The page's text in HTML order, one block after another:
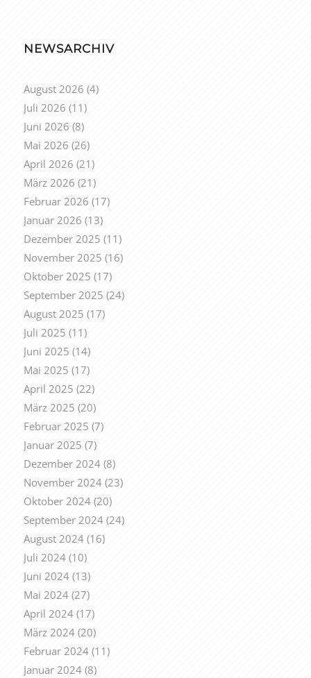
NEWSARCHIV
August 2026 (4)
Juli 2026 (11)
Juni 2026 (8)
Mai 2026 (26)
April 2026 (21)
März 2026 (21)
Februar 2026 (17)
Januar 2026 (13)
Dezember 2025 (11)
November 2025 (16)
Oktober 2025 (17)
September 2025 (24)
August 2025 (17)
Juli 2025 (11)
Juni 2025 (14)
Mai 2025 (17)
April 2025 (22)
März 2025 (20)
Februar 2025 (7)
Januar 2025 (7)
Dezember 2024(8)
November 2024(23)
Oktober 2024(20)
September 2024(24)
August 2024(16)
Juli 2024(10)
Juni 2024(13)
Mai 2024(27)
April 2024(17)
März 2024(20)
Februar 2024(11)
Januar 2024(8)